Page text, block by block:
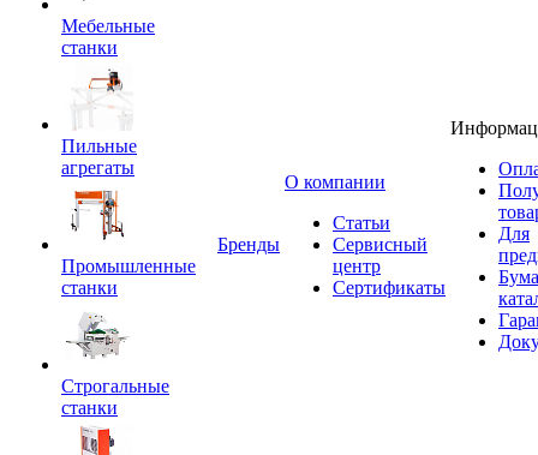
Мебельные
станки
Пильные
агрегаты
Промышленные
станки
Строгальные
станки
Бренды
O компании
Статьи
Сервисный
центр
Сертификаты
Для